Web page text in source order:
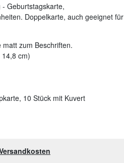
Geburtstagskarte,
Doppelkarte, auch geeignet für
zum Beschriften.
cm)
10 Stück mit Kuvert